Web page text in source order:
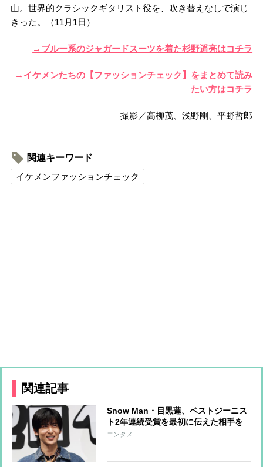
山。世界的クラシックギタリスト役を、吹き替えなしで演じ
きった。（11月1日）
→ブルー系のジャガードスーツを着た杉野遥亮はコチラ
→イケメンたちの【ファッションチェック】をまとめて読み
たい方はコチラ
撮影／高柳茂、浅野剛、平野哲郎
関連キーワード
イケメンファッションチェック
関連記事
Snow Man・目黒蓮、ベストジーニス
ト2年連続受賞を最初に伝えた相手を
告白「喜んでくれていました」
エンタメ